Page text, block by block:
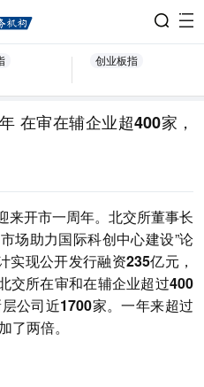
创业板指
在审在辅企业超400家，
来开市一周年。北交所董事长
场助力国际科创中心建设”论
实现公开发行融资235亿元，
交所在审和在辅企业超过400
公司近1700家。一年来超过
了两倍。